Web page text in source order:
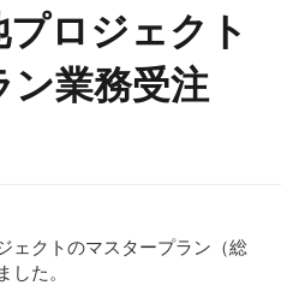
ロジェクト
ン業務受注
ェクトのマスタープラン（総
た。